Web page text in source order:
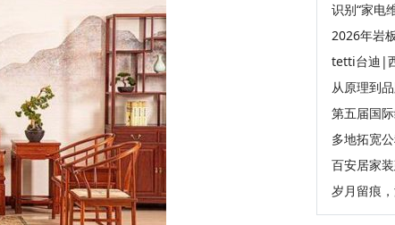
识别“家电
2026年岩
tetti台迪|
从原理到
第五届国
多地拓宽
百安居家
岁月留痕